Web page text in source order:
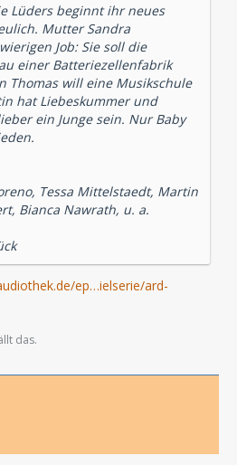
Lüders beginnt ihr neues
Mutter Sandra
Job: Sie soll die
einer Batteriezellenfabrik
Thomas will eine Musikschule
hat Liebeskummer und
ein Junge sein. Nur Baby
Tessa Mittelstaedt, Martin
Bianca Nawrath, u. a.
ep…ielserie/ard-
das.